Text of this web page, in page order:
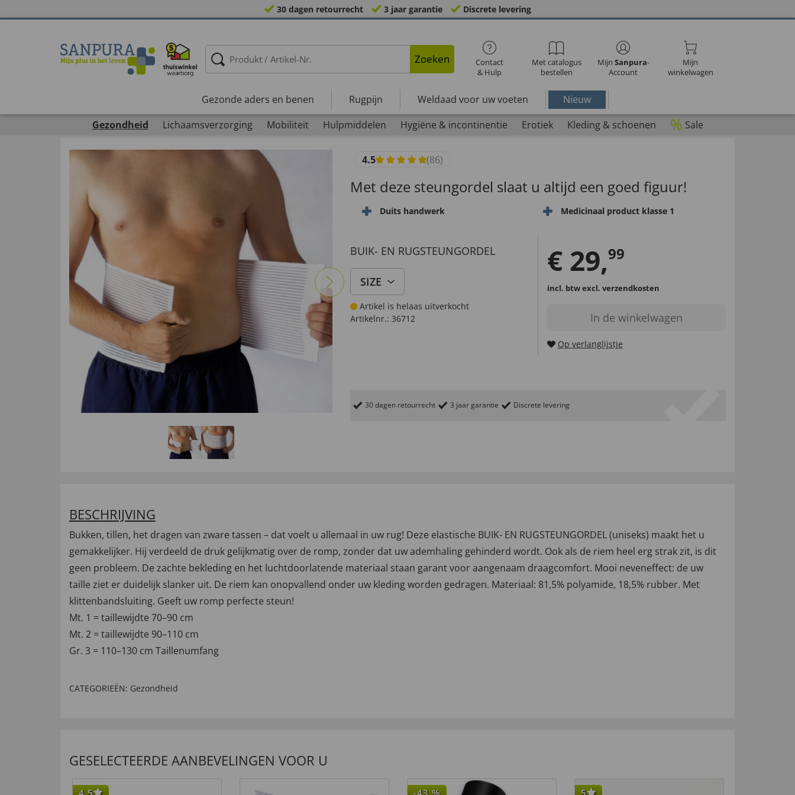
30 dagen retourrecht 3 jaar garantie Discrete levering
Zoeken
Contact
& Hulp
Met catalogus
bestellen
Mijn Sanpura-
Account
Mijn
winkelwagen
Gezonde aders en benen Rugpijn Weldaad voor uw voeten
Nieuw
Gezondheid
Lichaamsverzorging Mobiliteit Hulpmiddelen Hygiëne & incontinentie Erotiek Kleding & schoenen % Sale
4.5 (86)
Met deze steungordel slaat u altijd een goed figuur!
Duits handwerk Medicinaal product klasse 1
BUIK- EN RUGSTEUNGORDEL
SIZE
Artikel is helaas uitverkocht
Artikelnr.: 36712
€ 29,99
incl. btwexcl. verzendkosten
In de winkelwagen
Op verlanglijstje
30 dagen retourrecht 3 jaar garantie Discrete levering
BESCHRIJVING
Bukken, tillen, het dragen van zware tassen – dat voelt u allemaal in uw rug! Deze elastische BUIK- EN RUGSTEUNGORDEL (uniseks) maakt het u
gemakkelijker. Hij verdeeld de druk gelijkmatig over de romp, zonder dat uw ademhaling gehinderd wordt. Ook als de riem heel erg strak zit, is dit
geen probleem. De zachte bekleding en het luchtdoorlatende materiaal staan garant voor aangenaam draagcomfort. Mooi neveneffect: de uw
taille ziet er duidelijk slanker uit. De riem kan onopvallend onder uw kleding worden gedragen. Materiaal: 81,5% polyamide, 18,5% rubber. Met
klittenbandsluiting. Geeft uw romp perfecte steun!
Mt. 1 = taillewijdte 70–90 cm
Mt. 2 = taillewijdte 90–110 cm
Gr. 3 = 110–130 cm Taillenumfang
CATEGORIEËN: Gezondheid
GESELECTEERDE AANBEVELINGEN VOOR U
4,5 -43 % 5